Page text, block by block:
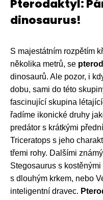
Pterodaktyl:
dinosaurus!
S majestátním rozpětím
několika metrů, se
dinosaurů. Ale pozor, i
dobu, sami do této
fascinující skupina
řadíme ikonické druhy
predátor s krátkými
Triceratops s jeho
třemi rohy. Dalšími
Stegosaurus s
s dlouhým krkem, nebo
inteligentní dravec.